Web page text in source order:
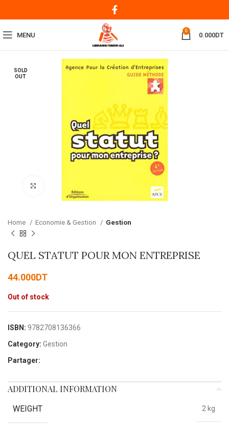
MENU
0
0.000DT
SOLD
OUT
Home Economie & Gestion Gestion
QUEL STATUT POUR MON ENTREPRISE
44.000DT
Out of stock
ISBN: 9782708136366
Category: Gestion
Partager:
ADDITIONAL INFORMATION
WEIGHT 2 kg